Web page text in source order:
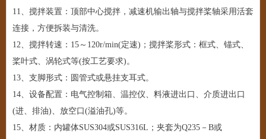
11、搅拌装置：顶部中心搅拌，减速机输出轴与搅拌桨轴采用活套
连接，方便拆装与清洗。
12、搅拌转速：15～120r/min(定速)；搅拌桨形式：框式、锚式、
桨叶式、涡轮式等(按工艺要求)。
13、支脚形式：圆管式或悬挂支耳式。
14、设备配置：电气控制箱、温控仪、料液进出口、介质进出口
(进、排油)、放空口(溢油孔)等。
15、材质：内罐体SUS304或SUS316L；夹套为Q235－B或